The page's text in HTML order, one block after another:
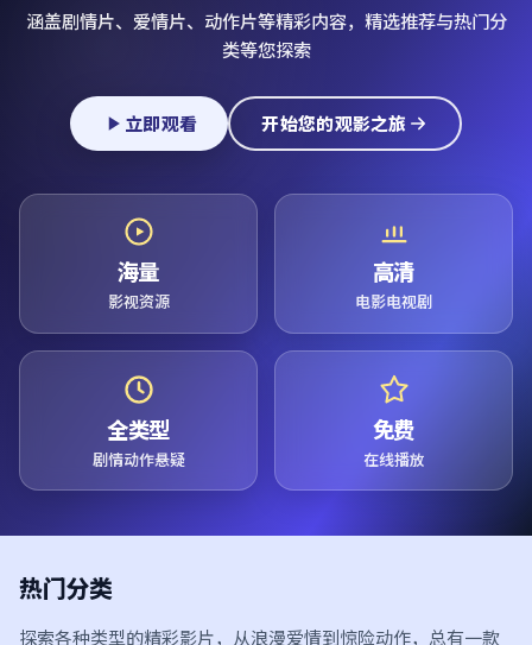
涵盖剧情片、爱情片、动作片等精彩内容，精选推荐与热门分
类等您探索
立即观看 开始您的观影之旅
海量
影视资源
高清
电影电视剧
全类型
剧情动作悬疑
免费
在线播放
热门分类
探索各种类型的精彩影片，从浪漫爱情到惊险动作，总有一款